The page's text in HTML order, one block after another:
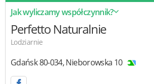
Jak wyliczamy współczynnik?
Perfetto Naturalnie
Lodziarnie
Gdańsk80-034,Nieborowska 10